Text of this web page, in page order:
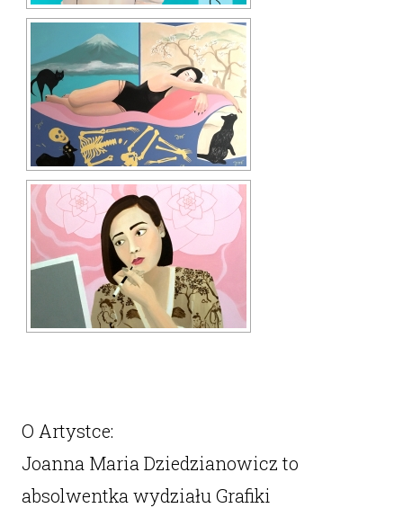
O Artystce:
Joanna Maria Dziedzianowicz to
absolwentka wydziału Grafiki